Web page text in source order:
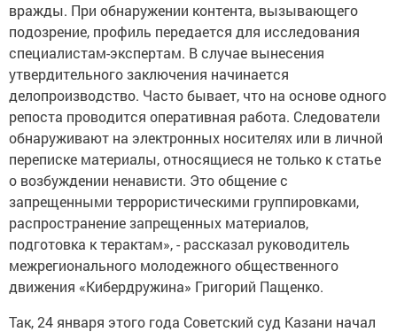
вражды. При обнаружении контента, вызывающего
подозрение, профиль передается для исследования
специалистам-экспертам. В случае вынесения
утвердительного заключения начинается
делопроизводство. Часто бывает, что на основе одного
репоста проводится оперативная работа. Следователи
обнаруживают на электронных носителях или в личной
переписке материалы, относящиеся не только к статье
о возбуждении ненависти. Это общение с
запрещенными террористическими группировками,
распространение запрещенных материалов,
подготовка к терактам», - рассказал руководитель
межрегионального молодежного общественного
движения «Кибердружина» Григорий Пащенко.
Так, 24 января этого года Советский суд Казани начал